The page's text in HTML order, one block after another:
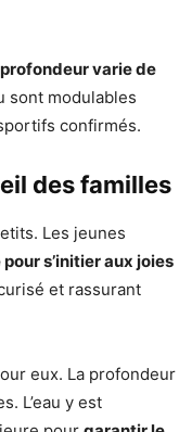
profondeur varie de
sont modulables
confirmés.
des familles
Les jeunes
s’initier aux joies
et rassurant
eux. La profondeur
L’eau y est